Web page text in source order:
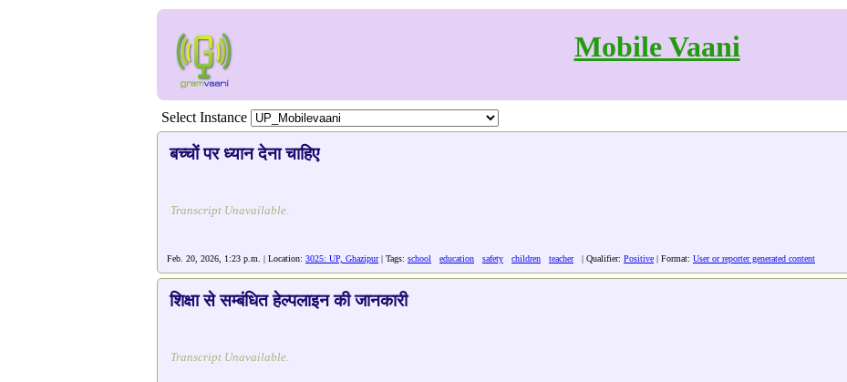
Mobile Vaani
Select Instance
बच्चों पर ध्यान देना चाहिए
Transcript Unavailable.
Feb. 20, 2026, 1:23 p.m. | Location: 3025: UP, Ghazipur| Tags: school education safety children teacher| Qualifier: Positive | Format: User or reporter generated content
शिक्षा से सम्बंधित हेल्पलाइन की जानकारी
Transcript Unavailable.